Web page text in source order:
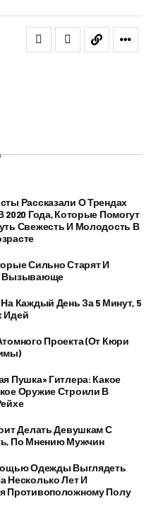
Рассказали О Трендах
2020 Года, Которые Помогут
Свежесть И Молодость В
Сильно Старят И
Вызывающе
Каждый День За 5 Минут, 5
Идей
Проекта (от Кюри
Пушка» Гитлера: Какое
Оружие Строили В
Делать Девушкам С
По Мнению Мужчин
Одежды Выглядеть
Несколько Лет И
Противоположному Полу